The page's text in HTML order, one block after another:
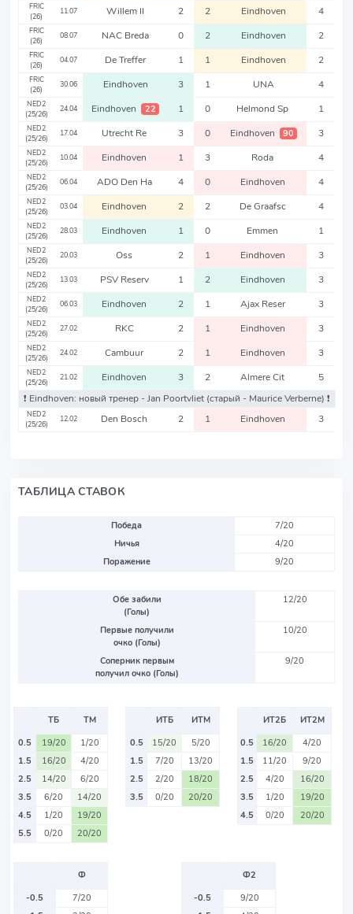
FRIC
(26)
11.07 Willem II 2 2 Eindhoven 4
FRIC
(26)
08.07 NAC Breda 0 2 Eindhoven 2
FRIC
(26)
04.07 De Treffer 1 1 Eindhoven 2
FRIC
(26)
30.06 Eindhoven 3 1 UNA 4
NED2
(25/26)
24.04 Eindhoven 22 1 0 Helmond Sp 1
NED2
(25/26)
17.04 Utrecht Re 3 0 Eindhoven 90 3
NED2
(25/26)
10.04 Eindhoven 1 3 Roda 4
NED2
(25/26)
06.04 ADO Den Ha 4 0 Eindhoven 4
NED2
(25/26)
03.04 Eindhoven 2 2 De Graafsc 4
NED2
(25/26)
28.03 Eindhoven 1 0 Emmen 1
NED2
(25/26)
20.03 Oss 2 1 Eindhoven 3
NED2
(25/26)
13.03 PSV Reserv 1 2 Eindhoven 3
NED2
(25/26)
06.03 Eindhoven 2 1 Ajax Reser 3
NED2
(25/26)
27.02 RKC 2 1 Eindhoven 3
NED2
(25/26)
24.02 Cambuur 2 1 Eindhoven 3
NED2
(25/26)
21.02 Eindhoven 3 2 Almere Cit
5
❗️ Eindhoven: новый тренер - Jan Poortvliet (старый - Maurice Verberne) ❗️
NED2
(25/26)
12.02 Den Bosch 2 1 Eindhoven 3
ТАБЛИЦА СТАВОК
Победа
7/20
Ничья
4/20
Поражение
9/20
Обе забили
(Голы)
12/20
Первые получили
очко (Голы)
10/20
Соперник первым
получил очко (Голы)
9/20
ТБ
ТМ
0.5
19/20
1/20
1.5
16/20
4/20
2.5
14/20
6/20
3.5
6/20
14/20
4.5
1/20
19/20
5.5
0/20 20/20
ИТБ
ИТМ
0.5
15/20
5/20
1.5
7/20
13/20
2.5
2/20
18/20
3.5
0/20 20/20
ИТ2Б
ИТ2М
0.5
16/20
4/20
1.5
11/20
9/20
2.5
4/20
16/20
3.5
1/20
19/20
4.5
0/20 20/20
Ф
-0.5
7/20
Ф2
-0.5
9/20